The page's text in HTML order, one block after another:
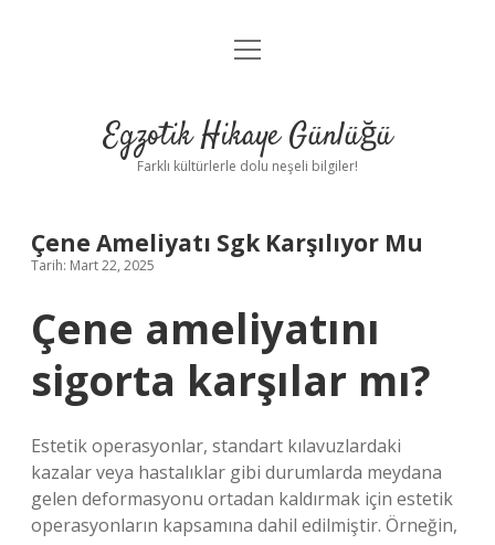
Anasayfa
Yasal Uyarı
menüyü
Egzotik Hikaye Günlüğü
Farklı kültürlerle dolu neşeli bilgiler!
Çene Ameliyatı Sgk Karşılıyor Mu
Tarih: Mart 22, 2025
Çene ameliyatını
sigorta karşılar mı?
Estetik operasyonlar, standart kılavuzlardaki
kazalar veya hastalıklar gibi durumlarda meydana
gelen deformasyonu ortadan kaldırmak için estetik
operasyonların kapsamına dahil edilmiştir. Örneğin,